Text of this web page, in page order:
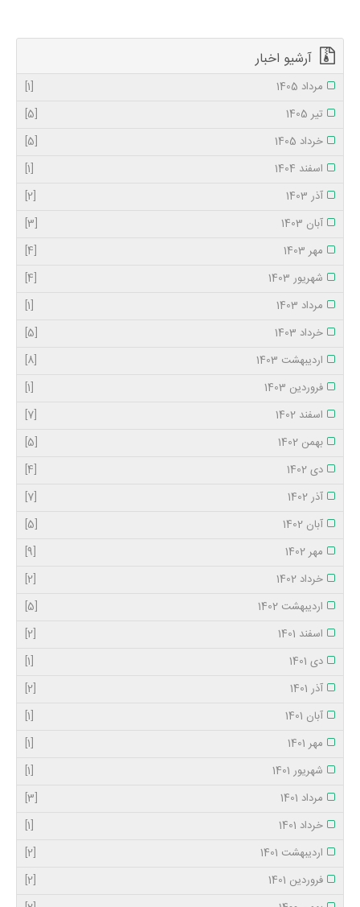
آرشیو اخبار
مرداد 1405
[1]
تیر 1405
[5]
خرداد 1405
[5]
اسفند 1404
[1]
آذر 1403
[2]
آبان 1403
[3]
مهر 1403
[4]
شهریور 1403
[4]
مرداد 1403
[1]
خرداد 1403
[5]
اردیبهشت 1403
[8]
فروردین 1403
[1]
اسفند 1402
[7]
بهمن 1402
[5]
دی 1402
[4]
آذر 1402
[7]
آبان 1402
[5]
مهر 1402
[9]
خرداد 1402
[2]
اردیبهشت 1402
[5]
اسفند 1401
[2]
دی 1401
[1]
آذر 1401
[2]
آبان 1401
[1]
مهر 1401
[1]
شهریور 1401
[1]
مرداد 1401
[3]
خرداد 1401
[1]
اردیبهشت 1401
[2]
فروردین 1401
[2]